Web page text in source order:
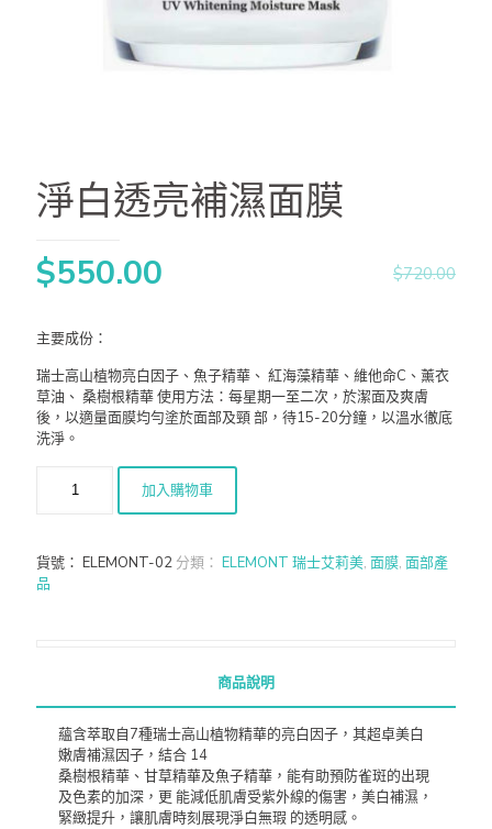
淨白透亮補濕面膜
$720.00
$550.00
主要成份：
瑞士高山植物亮白因子、魚子精華、 紅海藻精華、維他命C、薰衣
草油、 桑樹根精華 使用方法：每星期一至二次，於潔面及爽膚
後，以適量面膜均勻塗於面部及頸 部，待15-20分鐘，以溫水徹底
洗淨。
加入購物車
貨號： ELEMONT-02 分類： ELEMONT 瑞士艾莉美, 面膜, 面部產
品
商品說明
蘊含萃取自7種瑞士高山植物精華的亮白因子，其超卓美白
嫩膚補濕因子，結合 14
桑樹根精華、甘草精華及魚子精華，能有助預防雀斑的出現
及色素的加深，更 能減低肌膚受紫外線的傷害，美白補濕，
緊緻提升，讓肌膚時刻展現淨白無瑕 的透明感。